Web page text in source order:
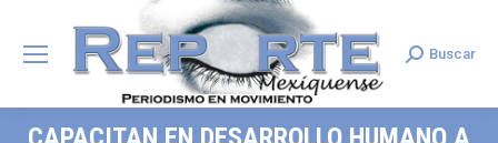
Search:
Buscar